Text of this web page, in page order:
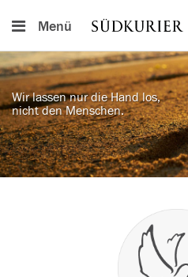
Menü
Wir lassen nur die Hand los,
nicht den Menschen.